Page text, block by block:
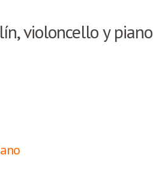
violoncello y piano